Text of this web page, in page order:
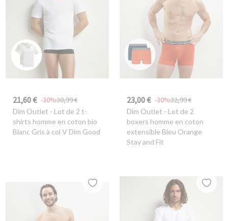
21,60 € 30,99 €
-30%
Dim Outlet - Lot de 2 t-
shirts homme en coton bio
Blanc Gris à col V Dim Good
23,00 € 32,99 €
-30%
Dim Outlet - Lot de 2
boxers homme en coton
extensible Bleu Orange
Stay and Fit